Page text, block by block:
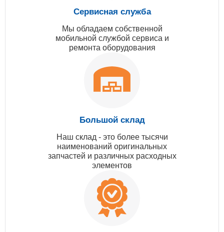
Сервисная служба
Мы обладаем собственной
мобильной службой сервиса и
ремонта оборудования
Большой склад
Наш склад - это более тысячи
наименований оригинальных
запчастей и различных расходных
элементов